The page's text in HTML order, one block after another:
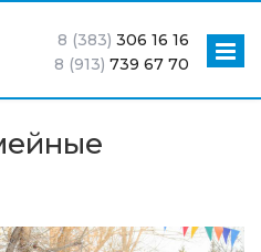
8 (383) 306 16 16
8 (913) 739 67 70